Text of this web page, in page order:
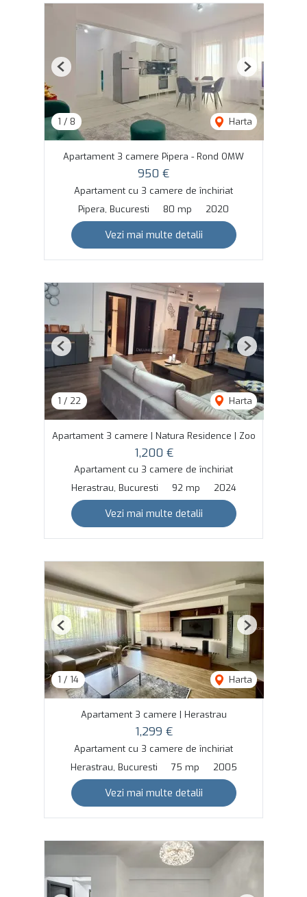
1 / 8 Harta
Previous Next
Apartament 3 camere Pipera - Rond OMW
950 €
Apartament cu 3 camere de închiriat
Pipera, Bucuresti
80 mp 2020
Vezi mai multe detalii
1 / 22 Harta
Previous Next
Apartament 3 camere | Natura Residence | Zoo
1,200 €
Apartament cu 3 camere de închiriat
Herastrau, Bucuresti
92 mp 2024
Vezi mai multe detalii
1 / 14 Harta
Previous Next
Apartament 3 camere | Herastrau
1,299 €
Apartament cu 3 camere de închiriat
Herastrau, Bucuresti
75 mp 2005
Vezi mai multe detalii